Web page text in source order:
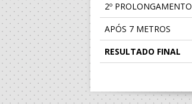
2º PROLONGAMENTO
APÓS 7 METROS
RESULTADO FINAL